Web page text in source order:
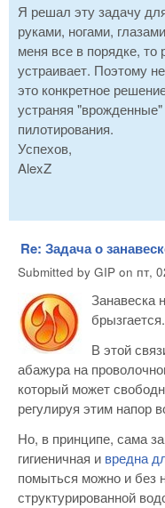
Я решал эту задачу
руками, ногами,
меня все в порядке, то
устраивает. Поэтому
это конкретное
устраняя
пилотирования.
Успехов,
AlexZ
Re: Задача о
Submitted by GIP on пт,
Занавеска
В этой
абажура на
который может
регулируя этим напор
Но, в принципе, сама
гигиеничная и вредна
помыться можно и без
структурированной